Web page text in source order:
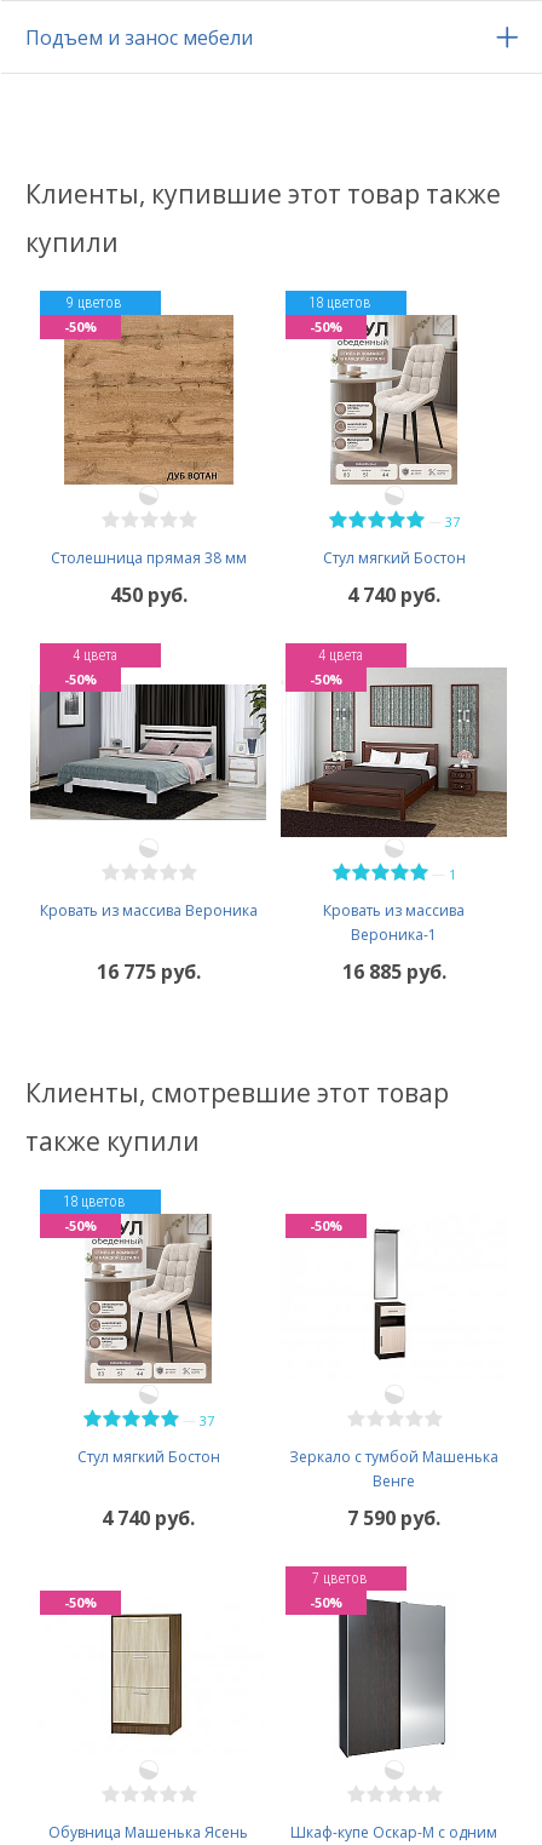
Подъем и занос мебели
Клиенты, купившие этот товар также
купили
Столешница прямая 38 мм
9 цветов
450 руб.
-50%
37
Стул мягкий Бостон
18 цветов
4 740 руб.
-50%
Кровать из массива Вероника
4 цвета
16 775 руб.
-50%
1
Кровать из массива
Вероника-1
4 цвета
16 885 руб.
-50%
Клиенты, смотревшие этот товар
также купили
37
Стул мягкий Бостон
18 цветов
4 740 руб.
-50%
Зеркало с тумбой Машенька
Венге
7 590 руб.
-50%
Обувница Машенька Ясень
-50%
Шкаф-купе Оскар-М с одним
7 цветов
-50%